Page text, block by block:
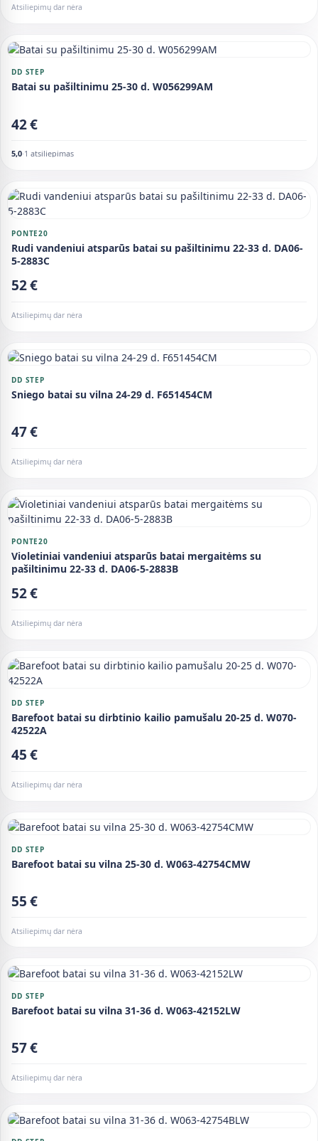
Atsiliepimų dar nėra
DD STEP
Batai su pašiltinimu 25-30 d. W056299AM
42 €
5,0·1 atsiliepimas
PONTE20
Rudi vandeniui atsparūs batai su pašiltinimu 22-33 d. DA06-
5-2883C
52 €
Atsiliepimų dar nėra
DD STEP
Sniego batai su vilna 24-29 d. F651454CM
47 €
Atsiliepimų dar nėra
PONTE20
Violetiniai vandeniui atsparūs batai mergaitėms su
pašiltinimu 22-33 d. DA06-5-2883B
52 €
Atsiliepimų dar nėra
DD STEP
Barefoot batai su dirbtinio kailio pamušalu 20-25 d. W070-
42522A
45 €
Atsiliepimų dar nėra
DD STEP
Barefoot batai su vilna 25-30 d. W063-42754CMW
55 €
Atsiliepimų dar nėra
DD STEP
Barefoot batai su vilna 31-36 d. W063-42152LW
57 €
Atsiliepimų dar nėra